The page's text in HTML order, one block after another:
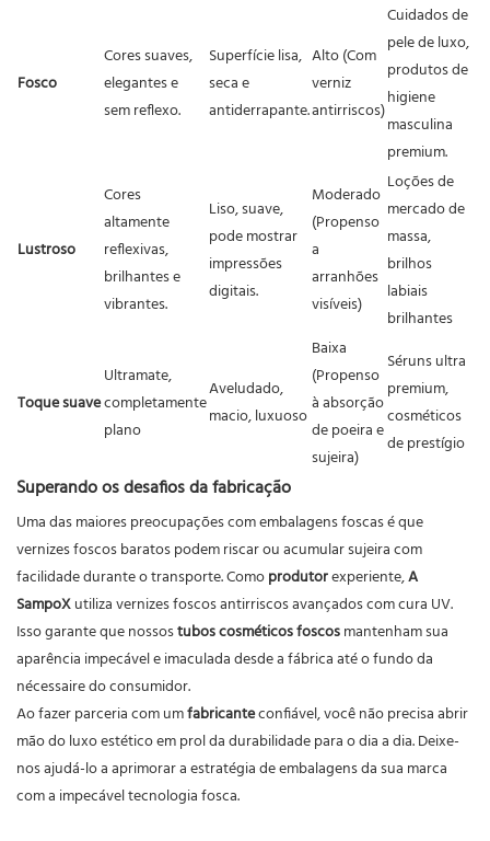
Fosco
Cores suaves,
elegantes e
sem reflexo.
Superfície lisa,
seca e
antiderrapante.
Alto (Com
verniz
antirriscos)
Cuidados de
pele de luxo,
produtos de
higiene
masculina
premium.
Lustroso
Cores
altamente
reflexivas,
brilhantes e
vibrantes.
Liso, suave,
pode mostrar
impressões
digitais.
Moderado
(Propenso
a
arranhões
visíveis)
Loções de
mercado de
massa,
brilhos
labiais
brilhantes
Toque suave
Ultramate,
completamente
plano
Aveludado,
macio, luxuoso
Baixa
(Propenso
à absorção
de poeira e
sujeira)
Séruns ultra
premium,
cosméticos
de prestígio
Superando os desafios da fabricação
Uma das maiores preocupações com embalagens foscas é que
vernizes foscos baratos podem riscar ou acumular sujeira com
facilidade durante o transporte. Comoprodutorexperiente,A
SampoXutiliza vernizes foscos antirriscos avançados com cura UV.
Isso garante que nossostubos cosméticos foscosmantenham sua
aparência impecável e imaculada desde a fábrica até o fundo da
nécessaire do consumidor.
Ao fazer parceria com umfabricanteconfiável, você não precisa abrir
mão do luxo estético em prol da durabilidade para o dia a dia. Deixe-
nos ajudá-lo a aprimorar a estratégia de embalagens da sua marca
com a impecável tecnologia fosca.